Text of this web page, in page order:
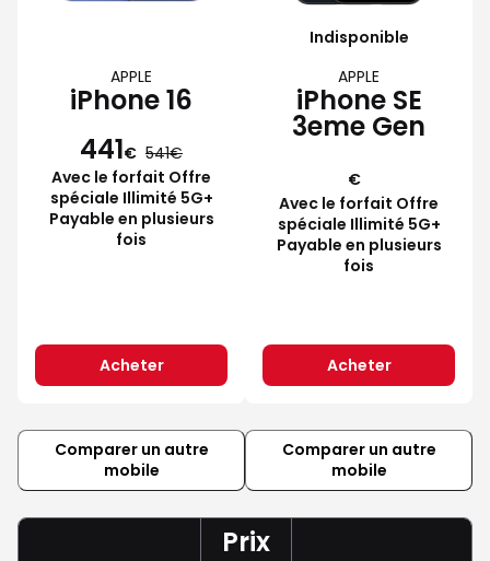
APPLE
iPhone 16
441€ 541
Avec le forfait Offre
spéciale Illimité 5G+
Payable en plusieurs
fois
Acheter
Indisponible
APPLE
iPhone SE
3eme Gen
€
Avec le forfait Offre
spéciale Illimité 5G+
Payable en plusieurs
fois
Acheter
Comparer un autre
mobile
Comparer un autre
mobile
Prix